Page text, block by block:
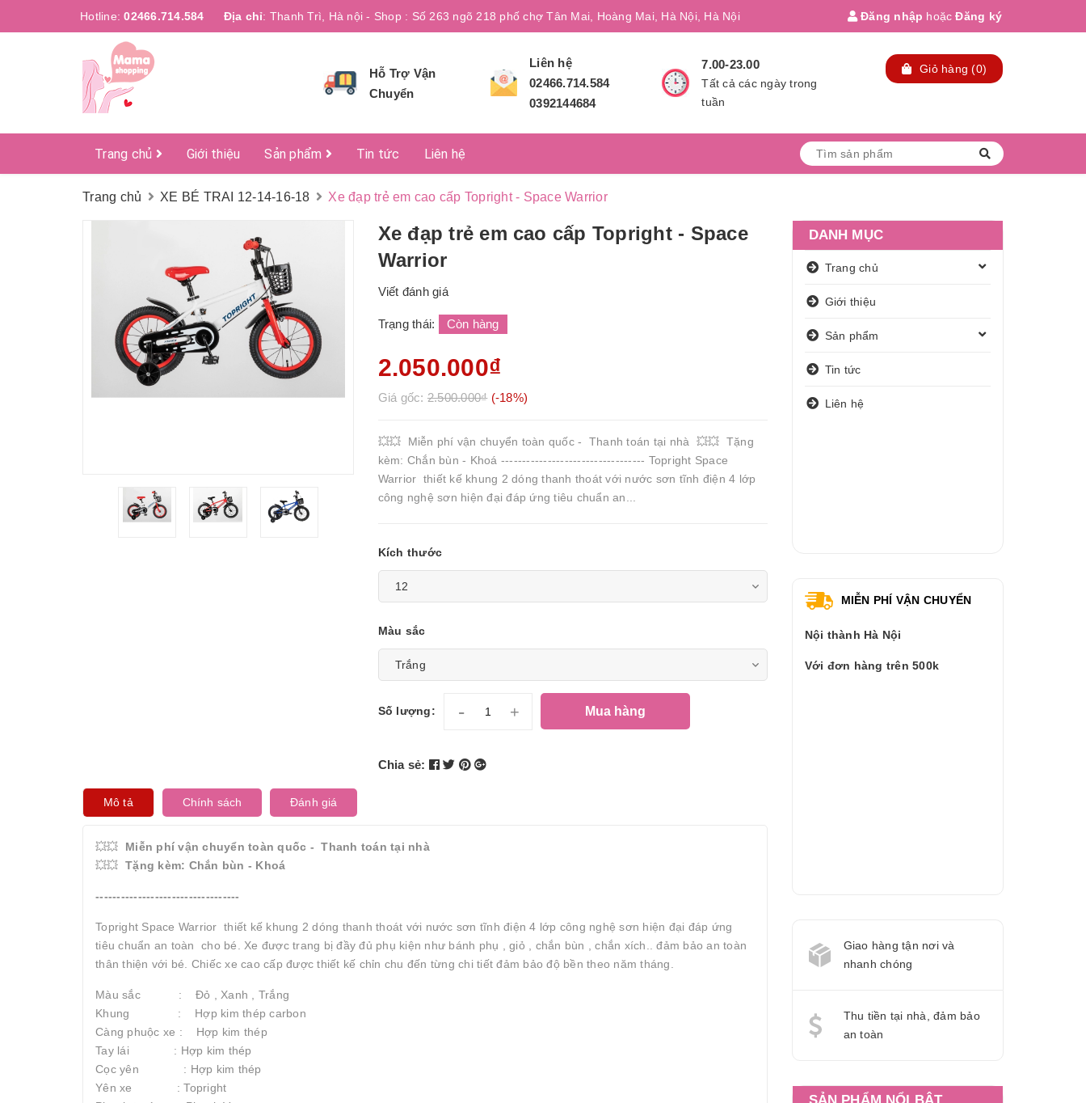
Hotline:02466.714.584 Địa chỉ: Thanh Trì, Hà nội - Shop : Số 263 ngõ 218 phố chợ Tân Mai, Hoàng Mai, Hà Nội, Hà Nội Đăng nhập hoặc Đăng ký
Hỗ Trợ Vận
Chuyển
Liên hệ
02466.714.584
0392144684
7.00-23.00
Tất cả các ngày trong
tuần
Giỏ hàng (0)
Trang chủ Giới thiệu Sản phẩm Tin tức Liên hệ
Trang chủ XE BÉ TRAI 12-14-16-18 Xe đạp trẻ em cao cấp Topright - Space Warrior
Xe đạp trẻ em cao cấp Topright - Space
Warrior
Viết đánh giá
Trạng thái: Còn hàng
2.050.000₫
Giá gốc: 2.500.000₫ (-18%)
💥💥 Miễn phí vận chuyển toàn quốc - Thanh toán tại nhà 💥💥 Tặng
kèm: Chắn bùn - Khoá ---------------------------------- Topright Space
Warrior thiết kế khung 2 dóng thanh thoát với nước sơn tĩnh điện 4 lớp
công nghệ sơn hiện đại đáp ứng tiêu chuẩn an...
Kích thước
Màu sắc
Số lượng: - + Mua hàng
Chia sẻ:
Mô tả Chính sách Đánh giá
💥💥
Miễn phí vận chuyển toàn quốc - Thanh toán tại nhà
💥💥 Tặng kèm: Chắn bùn - Khoá
----------------------------------
Topright Space Warrior thiết kế khung 2 dóng thanh thoát với nước sơn tĩnh điện 4 lớp công nghệ sơn hiện đại đáp ứng
tiêu chuẩn an toàn cho bé. Xe được trang bị đầy đủ phụ kiện như bánh phụ , giỏ , chắn bùn , chắn xích.. đảm bảo an toàn
thân thiện với bé. Chiếc xe cao cấp được thiết kế chỉn chu đến từng chi tiết đảm bảo độ bền theo năm tháng.
Màu sắc : Đỏ , Xanh , Trắng
Khung : Hợp kim thép carbon
Càng phuộc xe : Hợp kim thép
Tay lái : Hợp kim thép
Cọc yên : Hợp kim thép
Yên xe : Topright
DANH MỤC
Trang chủ
Giới thiệu
Sản phẩm
Tin tức
Liên hệ
MIỄN PHÍ VẬN CHUYỂN
Nội thành Hà Nội
Với đơn hàng trên 500k
Giao hàng tận nơi và
nhanh chóng
Thu tiền tại nhà, đảm bảo
an toàn